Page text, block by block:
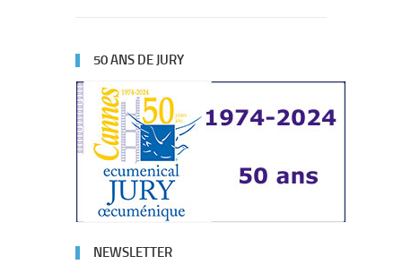
50 ANS DE JURY
NEWSLETTER